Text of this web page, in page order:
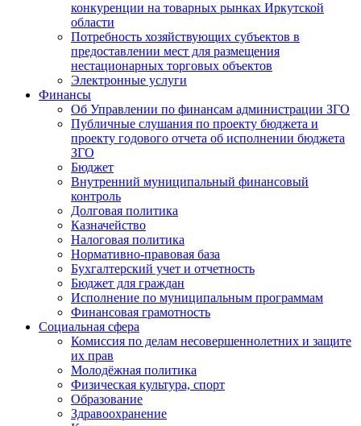
конкуренции на товарных рынках Иркутской
области
Потребность хозяйствующих субъектов в
предоставлении мест для размещения
нестационарных торговых объектов
Электронные услуги
Финансы
Об Управлении по финансам администрации ЗГО
Публичные слушания по проекту бюджета и
проекту годового отчета об исполнении бюджета
ЗГО
Бюджет
Внутренний муниципальный финансовый
контроль
Долговая политика
Казначейство
Налоговая политика
Нормативно-правовая база
Бухгалтерский учет и отчетность
Бюджет для граждан
Исполнение по муниципальным программам
Финансовая грамотность
Социальная сфера
Комиссия по делам несовершеннолетних и защите
их прав
Молодёжная политика
Физическая культура, спорт
Образование
Здравоохранение